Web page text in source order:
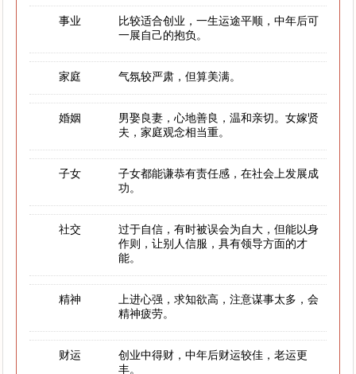
事业
比较适合创业，一生运途平顺，中年后可
一展自己的抱负。
家庭 气氛较严肃，但算美满。
婚姻
男娶良妻，心地善良，温和亲切。女嫁贤
夫，家庭观念相当重。
子女
子女都能谦恭有责任感，在社会上发展成
功。
社交
过于自信，有时被误会为自大，但能以身
作则，让别人信服，具有领导方面的才
能。
精神
上进心强，求知欲高，注意谋事太多，会
精神疲劳。
财运
创业中得财，中年后财运较佳，老运更
丰。